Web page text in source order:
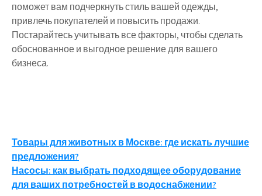
поможет вам подчеркнуть стиль вашей одежды,
привлечь покупателей и повысить продажи.
Постарайтесь учитывать все факторы, чтобы сделать
обоснованное и выгодное решение для вашего
бизнеса.
Навигация
по
записям
Товары для животных в Москве: где искать лучшие
предложения?
Насосы: как выбрать подходящее оборудование
для ваших потребностей в водоснабжении?